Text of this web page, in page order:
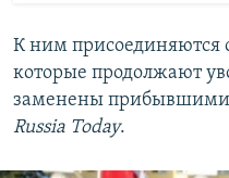
К ним присоединяются
которые продолжают
заменены
Russia Today.